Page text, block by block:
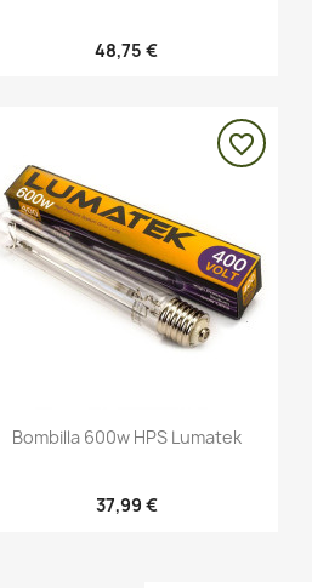
48,75 €
Vista rápida
Bombilla 600w HPS Lumatek
37,99 €
favorite_border